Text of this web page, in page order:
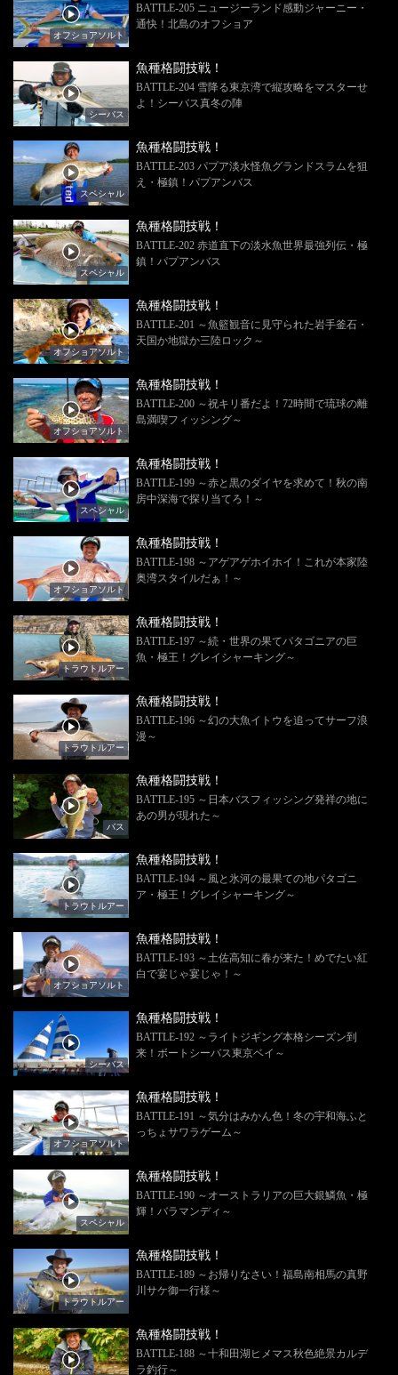
オフショアソルト
BATTLE-205 ニュージーランド感動ジャーニー・
通快！北島のオフショア
シーバス
魚種格闘技戦！
BATTLE-204 雪降る東京湾で縦攻略をマスターせ
よ！シーバス真冬の陣
スペシャル
魚種格闘技戦！
BATTLE-203 パプア淡水怪魚グランドスラムを狙
え・極鎮！パプアンバス
スペシャル
魚種格闘技戦！
BATTLE-202 赤道直下の淡水魚世界最強列伝・極
鎮！パプアンバス
オフショアソルト
魚種格闘技戦！
BATTLE-201 ～魚籃観音に見守られた岩手釜石・
天国か地獄か三陸ロック～
オフショアソルト
魚種格闘技戦！
BATTLE-200 ～祝キリ番だよ！72時間で琉球の離
島満喫フィッシング～
スペシャル
魚種格闘技戦！
BATTLE-199 ～赤と黒のダイヤを求めて！秋の南
房中深海で探り当てろ！～
オフショアソルト
魚種格闘技戦！
BATTLE-198 ～アゲアゲホイホイ！これが本家陸
奥湾スタイルだぁ！～
トラウトルアー
魚種格闘技戦！
BATTLE-197 ～続・世界の果てパタゴニアの巨
魚・極王！グレイシャーキング～
トラウトルアー
魚種格闘技戦！
BATTLE-196 ～幻の大魚イトウを追ってサーフ浪
漫～
バス
魚種格闘技戦！
BATTLE-195 ～日本バスフィッシング発祥の地に
あの男が現れた～
トラウトルアー
魚種格闘技戦！
BATTLE-194 ～風と氷河の最果ての地パタゴニ
ア・極王！グレイシャーキング～
オフショアソルト
魚種格闘技戦！
BATTLE-193 ～土佐高知に春が来た！めでたい紅
白で宴じゃ宴じゃ！～
シーバス
魚種格闘技戦！
BATTLE-192 ～ライトジギング本格シーズン到
来！ボートシーバス東京ベイ～
オフショアソルト
魚種格闘技戦！
BATTLE-191 ～気分はみかん色！冬の宇和海ふと
っちょサワラゲーム～
スペシャル
魚種格闘技戦！
BATTLE-190 ～オーストラリアの巨大銀鱗魚・極
輝！バラマンディ～
トラウトルアー
魚種格闘技戦！
BATTLE-189 ～お帰りなさい！福島南相馬の真野
川サケ御一行様～
魚種格闘技戦！
BATTLE-188 ～十和田湖ヒメマス秋色絶景カルデ
ラ釣行～